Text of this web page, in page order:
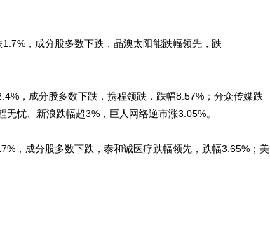
，成分股多数下跌，晶澳太阳能跌幅领先，跌
，成分股多数下跌，携程领跌，跌幅8.57%；分众传媒跌
忧、新浪跌幅超3%，巨人网络逆市涨3.05%。
，成分股多数下跌，泰和诚医疗跌幅领先，跌幅3.65%；美